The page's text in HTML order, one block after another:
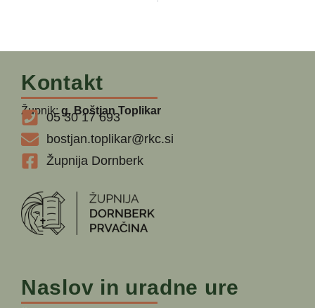
Kontakt
Župnik:g. Boštjan Toplikar
05 30 17 693
bostjan.toplikar@rkc.si
Župnija Dornberk
Naslov in uradne ure